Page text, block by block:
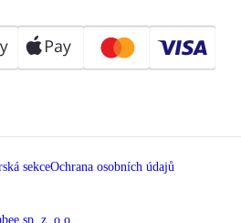
sekceOchrana osobních údajů
sp. z. o.o.